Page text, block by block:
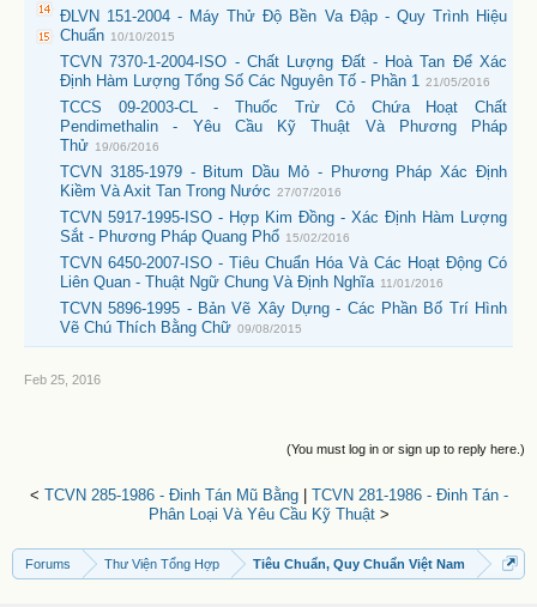
ĐLVN 151-2004 - Máy Thử Độ Bền Va Đập - Quy Trình Hiệu
Chuẩn 10/10/2015
TCVN 7370-1-2004-ISO - Chất Lượng Đất - Hoà Tan Để Xác
Định Hàm Lượng Tổng Số Các Nguyên Tố - Phần 1
21/05/2016
TCCS 09-2003-CL - Thuốc Trừ Cỏ Chứa Hoạt Chất
Pendimethalin - Yêu Cầu Kỹ Thuật Và Phương Pháp
Thử 19/06/2016
TCVN 3185-1979 - Bitum Dầu Mỏ - Phương Pháp Xác Định
Kiềm Và Axit Tan Trong Nước 27/07/2016
TCVN 5917-1995-ISO - Hợp Kim Đồng - Xác Định Hàm Lượng
Sắt - Phương Pháp Quang Phổ 15/02/2016
TCVN 6450-2007-ISO - Tiêu Chuẩn Hóa Và Các Hoạt Động Có
Liên Quan - Thuật Ngữ Chung Và Định Nghĩa 11/01/2016
TCVN 5896-1995 - Bản Vẽ Xây Dựng - Các Phần Bố Trí Hình
Vẽ Chú Thích Bằng Chữ 09/08/2015
Feb 25, 2016
(You must log in or sign up to reply here.)
< TCVN 285-1986 - Đinh Tán Mũ Bằng| TCVN 281-1986 - Đinh Tán -
Phân Loại Và Yêu Cầu Kỹ Thuật>
Forums Thư Viện Tổng Hợp Tiêu Chuẩn, Quy Chuẩn Việt Nam